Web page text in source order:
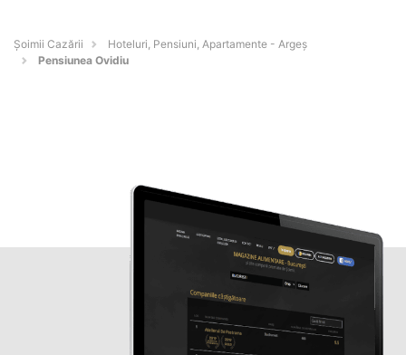
Șoimii Cazării
Hoteluri, Pensiuni, Apartamente - Argeş
Pensiunea Ovidiu